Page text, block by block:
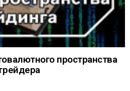
пространства